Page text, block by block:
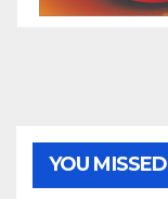
YOU MISSED